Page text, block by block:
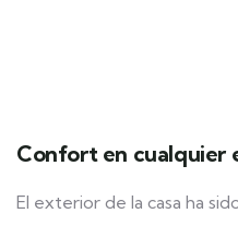
Confort en cualquier
El exterior de la casa ha